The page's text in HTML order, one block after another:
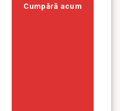
Cumpără acum